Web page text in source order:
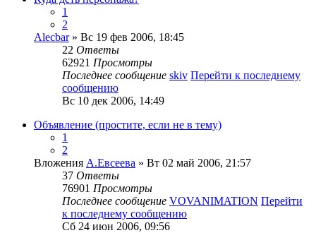
1
2
Alecbar» Вс 19 фев 2006, 18:45
22 Ответы
62921 Просмотры
Последнее сообщение skiv Перейти к последнему
сообщению
Вс 10 дек 2006, 14:49
Объявление (простите, если не в тему)
1
2
Вложения А.Евсеева » Вт 02 май 2006, 21:57
37 Ответы
76901 Просмотры
Последнее сообщение VOVANIMATION Перейти
к последнему сообщению
Сб 24 июн 2006, 09:56